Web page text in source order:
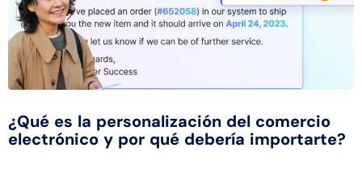
¿Qué es la personalización del comercio
electrónico y por qué debería importarte?